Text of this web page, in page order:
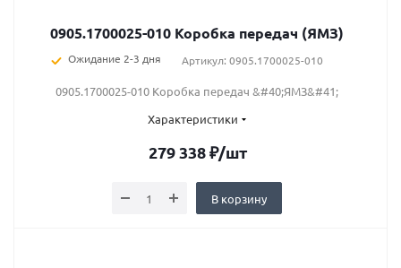
0905.1700025-010 Коробка передач (ЯМЗ)
Ожидание 2-3 дня Артикул: 0905.1700025-010
0905.1700025-010 Коробка передач &#40;ЯМЗ&#41;
Характеристики
279 338₽/шт
В корзину